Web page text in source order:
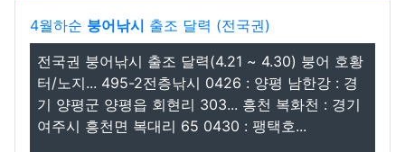
4월하순 붕어낚시 출조 달력 (전국권)
전국권 붕어낚시 출조 달력(4.21 ~ 4.30) 붕어 호황
터/노지... 495-2전층낚시 0426 : 양평 남한강 : 경
기 양평군 양평읍 회현리 303... 흥천 복화천 : 경기
여주시 흥천면 복대리 65 0430 : 팽택호...